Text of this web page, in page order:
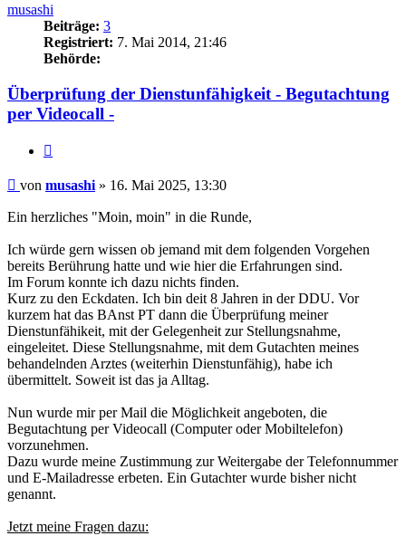
musashi
Beiträge: 3
Registriert: 7. Mai 2014, 21:46
Behörde:
Überprüfung der Dienstunfähigkeit - Begutachtung
per Videocall -
Beitrag
von musashi » 16. Mai 2025, 13:30
Ein herzliches "Moin, moin" in die Runde,
Ich würde gern wissen ob jemand mit dem folgenden Vorgehen
bereits Berührung hatte und wie hier die Erfahrungen sind.
Im Forum konnte ich dazu nichts finden.
Kurz zu den Eckdaten. Ich bin deit 8 Jahren in der DDU. Vor
kurzem hat das BAnst PT dann die Überprüfung meiner
Dienstunfähikeit, mit der Gelegenheit zur Stellungsnahme,
eingeleitet. Diese Stellungsnahme, mit dem Gutachten meines
behandelnden Arztes (weiterhin Dienstunfähig), habe ich
übermittelt. Soweit ist das ja Alltag.
Nun wurde mir per Mail die Möglichkeit angeboten, die
Begutachtung per Videocall (Computer oder Mobiltelefon)
vorzunehmen.
Dazu wurde meine Zustimmung zur Weitergabe der Telefonnummer
und E-Mailadresse erbeten. Ein Gutachter wurde bisher nicht
genannt.
Jetzt meine Fragen dazu: